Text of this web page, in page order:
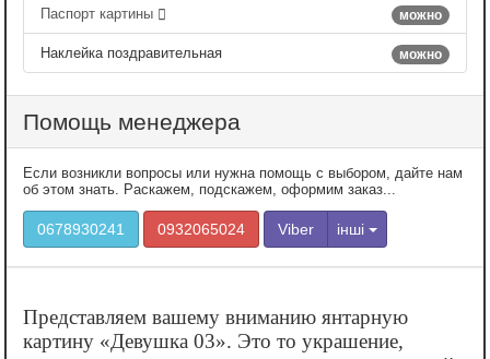
можно
Паспорт картины
можно
Наклейка поздравительная
Помощь менеджера
Если возникли вопросы или нужна помощь с выбором, дайте нам
об этом знать. Раскажем, подскажем, оформим заказ...
0678930241 0932065024 Viber інші
Представляем вашему вниманию янтарную
картину «‎Девушка 03». Это то украшение,